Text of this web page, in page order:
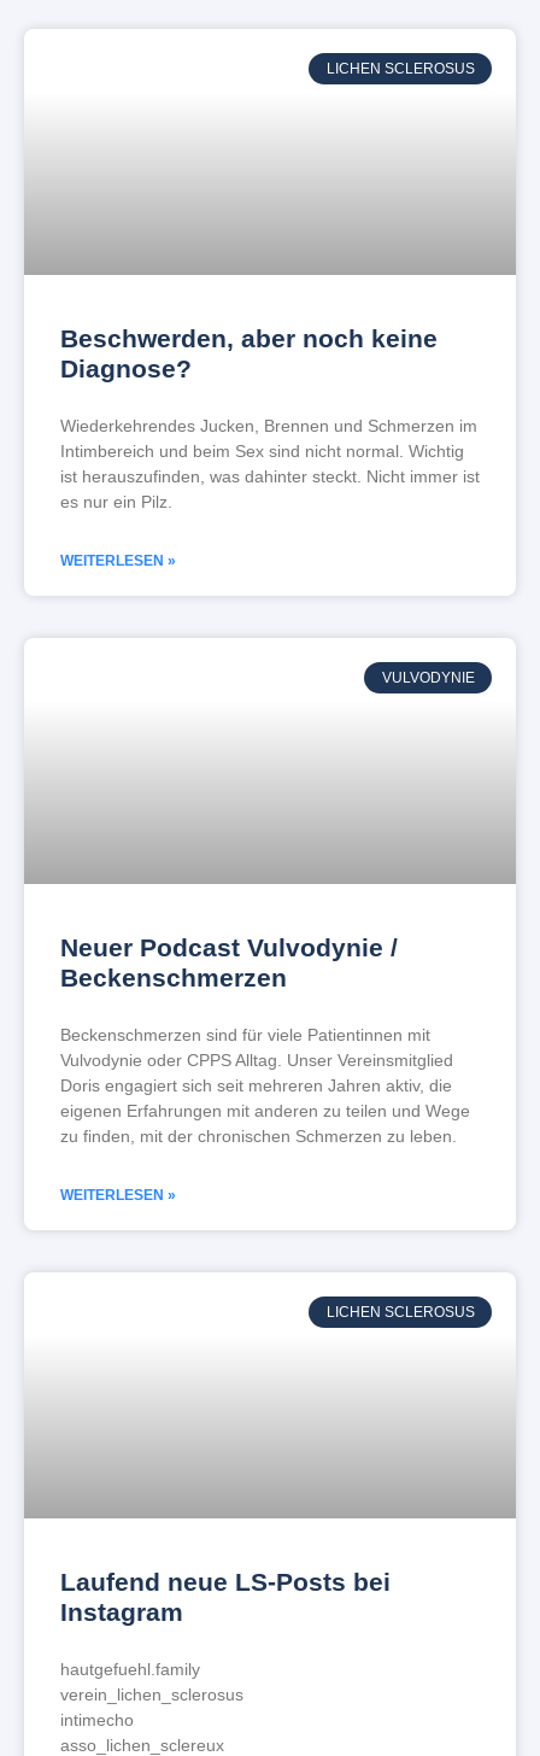
LICHEN SCLEROSUS
Beschwerden, aber noch keine
Diagnose?
Wiederkehrendes Jucken, Brennen und Schmerzen im
Intimbereich und beim Sex sind nicht normal. Wichtig
ist herauszufinden, was dahinter steckt. Nicht immer ist
es nur ein Pilz.
WEITERLESEN »
VULVODYNIE
Neuer Podcast Vulvodynie /
Beckenschmerzen
Beckenschmerzen sind für viele Patientinnen mit
Vulvodynie oder CPPS Alltag. Unser Vereinsmitglied
Doris engagiert sich seit mehreren Jahren aktiv, die
eigenen Erfahrungen mit anderen zu teilen und Wege
zu finden, mit der chronischen Schmerzen zu leben.
WEITERLESEN »
LICHEN SCLEROSUS
Laufend neue LS-Posts bei
Instagram
hautgefuehl.family
verein_lichen_sclerosus
intimecho
asso_lichen_sclereux